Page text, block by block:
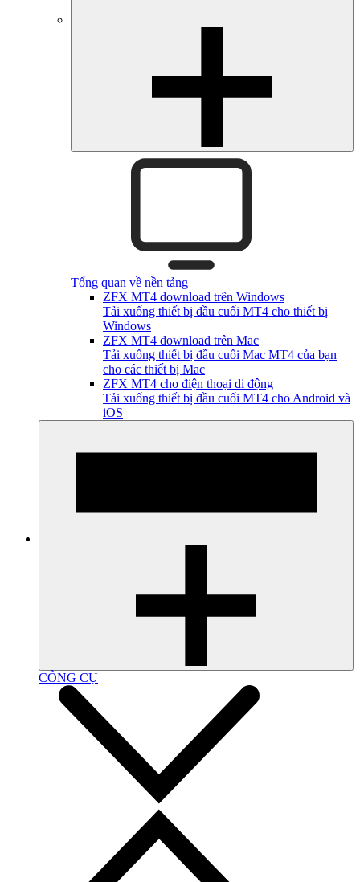
Tổng quan về nền tảng
ZFX MT4 download trên Windows
Tải xuống thiết bị đầu cuối MT4 cho thiết bị
Windows
ZFX MT4 download trên Mac
Tải xuống thiết bị đầu cuối Mac MT4 của bạn
cho các thiết bị Mac
ZFX MT4 cho điện thoại di động
Tải xuống thiết bị đầu cuối MT4 cho Android và
iOS
CÔNG CỤ